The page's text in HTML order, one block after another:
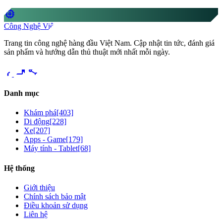
memory
Công Nghệ Việt
Trang tin công nghệ hàng đầu Việt Nam. Cập nhật tin tức, đánh giá
sản phẩm và hướng dẫn thủ thuật mới nhất mỗi ngày.
videocam share
Danh mục
Khám phá[403]
Di động[228]
Xe[207]
Apps - Game[179]
Máy tính - Tablet[68]
Hệ thống
Giới thiệu
Chính sách bảo mật
Điều khoản sử dụng
Liên hệ